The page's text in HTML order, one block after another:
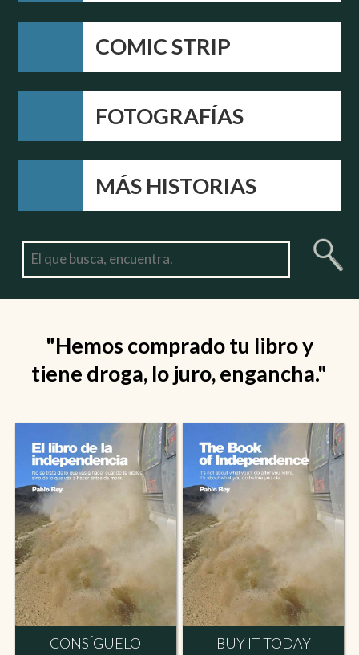
COMIC STRIP
FOTOGRAFÍAS
MÁS HISTORIAS
"Hemos comprado tu libro y
tiene droga, lo juro, engancha."
CONSÍGUELO BUY IT TODAY